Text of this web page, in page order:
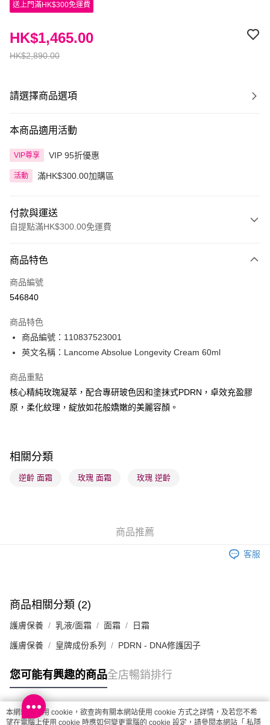
送上門滿HK$300免運費
HK$2,890.00
HK$1,465.00
請選擇商品選項
本商品適用活動
VIP尊享 VIP 95折優惠
活動 滿HK$300.00加購區
付款與運送
自提點滿HK$300.00免運費
信用卡
Apple Pay
PayMe
WeChat Pay
BoC Pay
送貨方式
每筆HK$65.00，滿HK$300.00或以上免運費
每筆HK$65.00，滿HK$300.00或以上免運費
(香港門市) 只顯示可選門市。確認發貨後2-5個工作天到店，3天內
(澳門門市) 只顯示可選門市。確認發貨後2-5個工作天到店，3天內
取。逾期會取消訂單，並不會安排重寄
每筆HK$20.00，滿HK$100.00或以上免運費
澳門地區配送 - 確認發貨後1-4個工作天送達
商品特色
商品編號
546840
商品特色
商品編號：110837523001
英文名稱：Lancome Absolue Longevity Cream 60ml
商品重點
核心精純玫瑰凝萃，配合專研玻色因和塗抹式PDRN，卓效充盈膠
原，柔化紋理，綻放如花般嬌嫩的美麗容顏。
相關分類
逆齡 面霜 玫瑰 面霜 玫瑰 逆齡
商品推薦
客服
商品相關分類 (2)
護膚保養 乳液/面霜 面霜 日霜
護膚保養 皇牌成份系列 PDRN - DNA修護因子
您可能有興趣的商品全店暢銷排行
熱門標籤
本網站中使用 cookie，欲查詢有關本網站使用 cookie 方式之詳情，及若您不希
望在電腦上使用 cookie 時應如何變更電腦的 cookie 設定，請參閱本網站「 私隱